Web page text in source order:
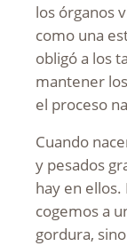
los órganos
como una
obligó a los
mantener
el proceso
Cuando
y pesados
hay en
cogemos a
gordura,